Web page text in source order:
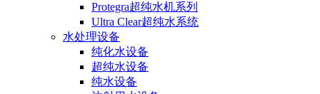
Protegra超纯水机系列
Ultra Clear超纯水系统
水处理设备
纯化水设备
超纯水设备
纯水设备